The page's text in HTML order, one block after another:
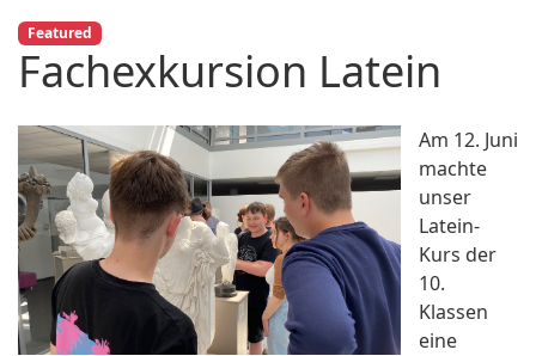
Featured
Fachexkursion Latein
Am 12. Juni
machte
unser
Latein-
Kurs der
10.
Klassen
eine